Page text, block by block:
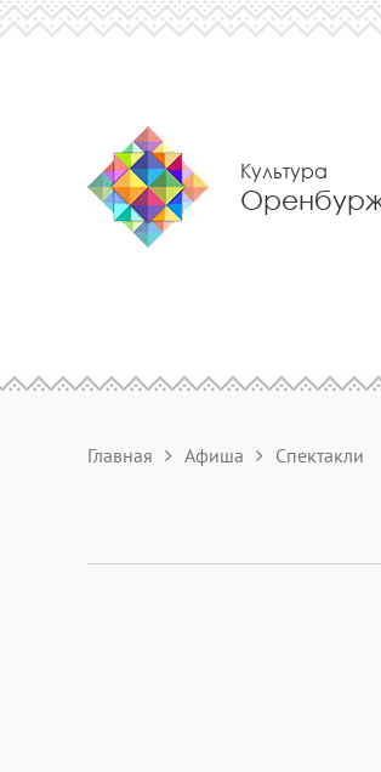
Культура
Главная Афиша Спектакли